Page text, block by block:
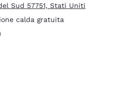
Sud 57751, Stati Uniti
calda gratuita
2286 recensioni